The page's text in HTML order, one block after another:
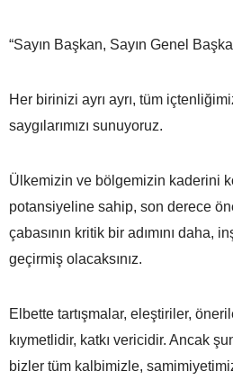
“Sayın Başkan, Sayın Genel
Her birinizi ayrı ayrı, tüm
saygılarımızı sunuyoruz.
Ülkemizin ve bölgemizin kaderini
potansiyeline sahip, son derece
çabasının kritik bir adımını daha,
geçirmiş olacaksınız.
Elbette tartışmalar, eleştiriler,
kıymetlidir, katkı vericidir. Ancak
bizler tüm kalbimizle,